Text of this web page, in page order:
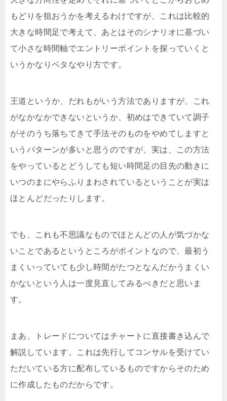
もどりを狙おうかを考えるわけですが、これは比較的
大きな時間足で考えて、あとはそのシナリオに基づい
て小さな時間軸でエントリーポイントを探っていくと
いうかなりベタなやり方です。
王道というか、だれもがいう方法でありますが、これ
がなかなかできないというか、初めはできていて調子
がそのうち落ちてきて手法そのものをやめてしますと
いうパターンが多いと思うのですが、実は、この方法
をやっているとどうしても短い時間足の目先の動きに
いつのまにやらふりまわされているということが実は
ほとんどだったりします。
でも、これも不思議なものでほとんどの人が気づかな
いことであるというところがポイントなので、最初う
まくいっていても少し時間がたつとなんだかうまくい
かないという人は一度見直してみるべきだと思いま
す。
まあ、トレードについてはチャートに直接書き込んで
解説しています。これは先行してコンサルを受けてい
ただいている方に配布しているものですからそのため
に作成したものだからです。